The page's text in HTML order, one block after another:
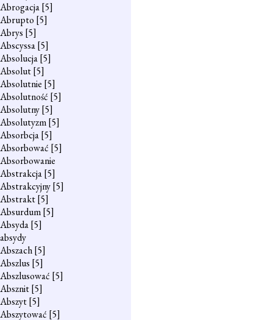
Abrogacja[5]
Abrupto [5]
Abrys [5]
Abscyssa[5]
Absolucja[5]
Absolut[5]
Absolutnie [5]
Absolutność [5]
Absolutny[5]
Absolutyzm[5]
Absorbcja[5]
Absorbować [5]
Absorbowanie
Abstrakcja[5]
Abstrakcyjny[5]
Abstrakt[5]
Absurdum[5]
Absyda[5]
absydy
Abszach[5]
Abszlus [5]
Abszlusować [5]
Absznit[5]
Abszyt[5]
Abszytować [5]